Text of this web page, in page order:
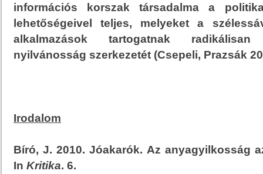
információs korszak társadalma a
lehetőségeivel teljes, melyeket a
alkalmazások tartogatnak
nyilvánosság szerkezetét (Csepeli, Prazsák
Irodalom
Bíró, J. 2010. Jóakarók. Az anyagyilkosság
In Kritika. 6.